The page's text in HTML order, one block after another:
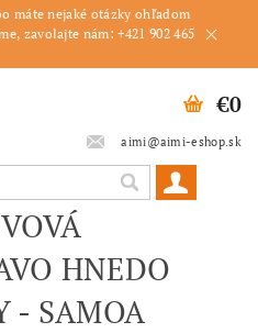
máte nejaké otázky ohľadom
zavolajte nám: +421 902 465
aimi@aimi-eshop.sk
€0
HNEDO
- SAMOA